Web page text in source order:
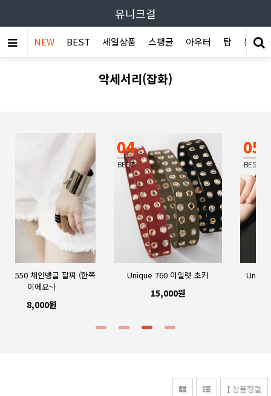
유니크걸
NEW BEST 세일상품 스팽글 아우터 탑 원피스
악세서리(잡화)
Unique 826 입술체인 목걸이
06
BEST
Unique 223 블랙스터드 마스크
상품정렬